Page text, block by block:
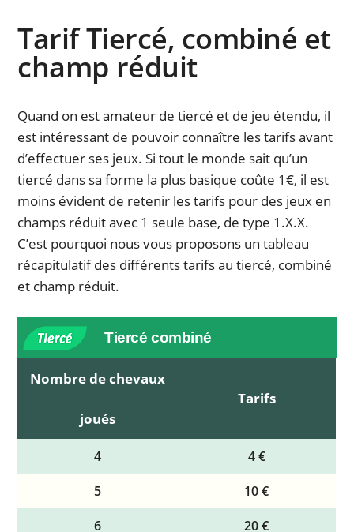
Tarif Tiercé, combiné et
champ réduit
Quand on est amateur de tiercé et de jeu étendu, il
est intéressant de pouvoir connaître les tarifs avant
d’effectuer ses jeux. Si tout le monde sait qu’un
tiercé dans sa forme la plus basique coûte 1€, il est
moins évident de retenir les tarifs pour des jeux en
champs réduit avec 1 seule base, de type 1.X.X.
C’est pourquoi nous vous proposons un tableau
récapitulatif des différents tarifs au tiercé, combiné
et champ réduit.
Tiercé combiné
Nombre de chevaux
joués
Tarifs
4
4 €
5
10 €
6
20 €